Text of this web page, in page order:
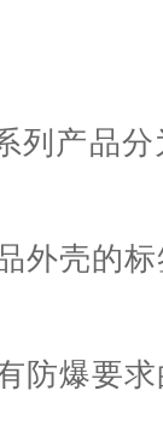
列产品
外壳的
防爆要